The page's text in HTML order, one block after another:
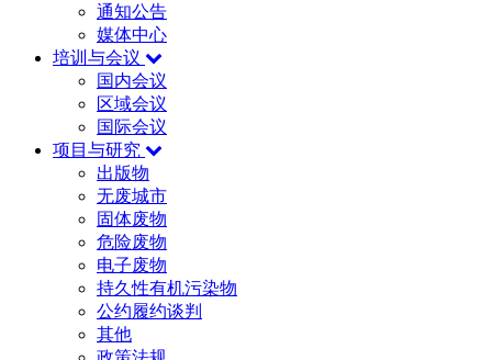
通知公告
媒体中心
培训与会议
国内会议
区域会议
国际会议
项目与研究
出版物
无废城市
固体废物
危险废物
电子废物
持久性有机污染物
公约履约谈判
其他